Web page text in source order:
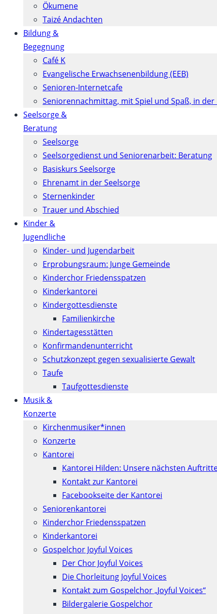
Ökumene
Taizé Andachten
Bildung &
Begegnung
Café K
Evangelische Erwachsenenbildung (EEB)
Senioren-Internetcafe
Seniorennachmittag, mit Spiel und Spaß, in
Seelsorge &
Beratung
Seelsorge
Seelsorgedienst und Seniorenarbeit: Beratung
Basiskurs Seelsorge
Ehrenamt in der Seelsorge
Sternenkinder
Trauer und Abschied
Kinder &
Jugendliche
Kinder- und Jugendarbeit
Erprobungsraum: Junge Gemeinde
Kinderchor Friedensspatzen
Kinderkantorei
Kindergottesdienste
Familienkirche
Kindertagesstätten
Konfirmanden­unterricht
Schutzkonzept gegen sexualisierte Gewalt
Taufe
Taufgottesdienste
Musik &
Konzerte
Kirchenmusiker*innen
Konzerte
Kantorei
Kantorei Hilden: Unsere nächsten
Kontakt zur Kantorei
Facebookseite der Kantorei
Seniorenkantorei
Kinderchor Friedensspatzen
Kinderkantorei
Gospelchor Joyful Voices
Der Chor Joyful Voices
Die Chorleitung Joyful Voices
Kontakt zum Gospelchor „Joyful Voices“
Bildergalerie Gospelchor